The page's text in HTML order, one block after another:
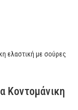
Κοντομάνικη